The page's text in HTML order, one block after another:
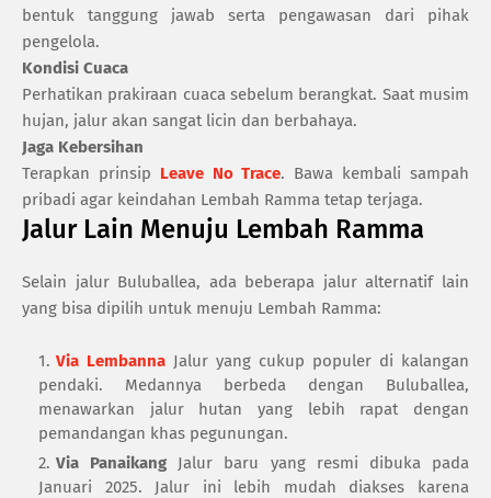
bentuk tanggung jawab serta pengawasan dari pihak
pengelola.
Kondisi Cuaca
Perhatikan prakiraan cuaca sebelum berangkat. Saat musim
hujan, jalur akan sangat licin dan berbahaya.
Jaga Kebersihan
Terapkan prinsip Leave No Trace. Bawa kembali sampah
pribadi agar keindahan Lembah Ramma tetap terjaga.
Jalur Lain Menuju Lembah Ramma
Selain jalur Buluballea, ada beberapa jalur alternatif lain
yang bisa dipilih untuk menuju Lembah Ramma:
Via Lembanna Jalur yang cukup populer di kalangan
pendaki. Medannya berbeda dengan Buluballea,
menawarkan jalur hutan yang lebih rapat dengan
pemandangan khas pegunungan.
Via Panaikang Jalur baru yang resmi dibuka pada
Januari 2025. Jalur ini lebih mudah diakses karena